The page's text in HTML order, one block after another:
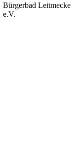
Bürgerbad Leitmecke
e.V.